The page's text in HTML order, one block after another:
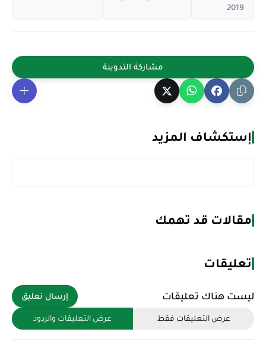
2019
إستكشاف المزيد
مقالات قد تهمك
تعليقات
ليست هناك تعليقات إرسال تعليق
عرض التعليقات فقط عرض التعليقات والردود